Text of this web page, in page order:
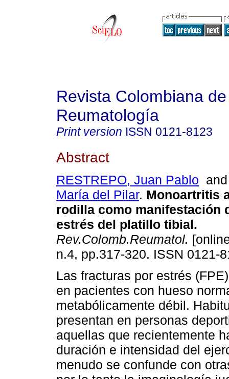
Revista Colombiana de
Reumatología
Print version ISSN 0121-8123
Abstract
RESTREPO, Juan Pablo
María del Pilar. Monoartritis
rodilla como manifestación
estrés del platillo tibial.
Rev.Colomb.Reumatol.
n.4, pp.317-320. ISSN 0121-
Las fracturas por estrés
en pacientes con hueso
metabólicamente débil.
presentan en personas
aquellas que recientemente
duración e intensidad del
menudo se confunde con